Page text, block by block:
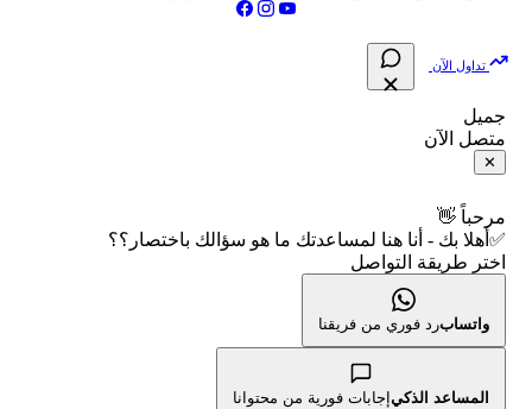
فلتر الأسهم الشرعي
📋 جميع الأسهم
🕌 الأسهم الحلال
👨‍🏫 العلماء والهيئات الشرعية
📈 حاسبة عائد التداول
📊 حاسبة الربح التراكمي
🧮 حاسبة متوسط سعر السهم
📅 التقويم الاقتصادي
🕐 أوقات عمل السوق
📅 المؤشرات الاقتصادية
سياسة تقييم الشركات
شركات التداول النصابة
الإبلاغ عن شركة نصابة
شروط الاستخدام
سياسة الخصوصية
تداول الآن
جميل
متصل الآن
✕
مرحباً 👋
✅أهلا بك - أنا هنا لمساعدتك ما هو سؤالك باختصار؟؟
اختر طريقة التواصل
واتسابرد فوري من فريقنا
المساعد الذكي إجابات فورية من محتوانا